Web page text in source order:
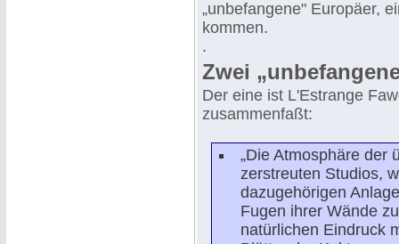
„unbefangene" Europäer,
kommen.
.
Zwei
Der eine ist L'Estrange
zusammenfaßt:
„Die Atmosphäre der
zerstreuten Studios,
dazugehörigen
Fugen ihrer Wände
natürlichen Eindruck